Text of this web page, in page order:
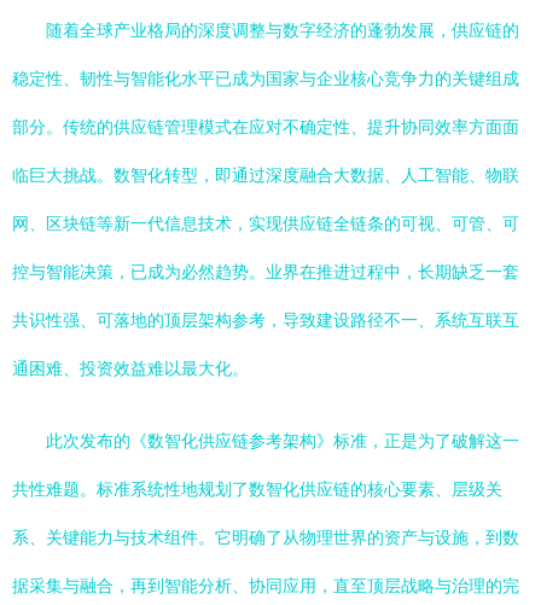
随着全球产业格局的深度调整与数字经济的蓬勃发展，供应链的
稳定性、韧性与智能化水平已成为国家与企业核心竞争力的关键组成
部分。传统的供应链管理模式在应对不确定性、提升协同效率方面面
临巨大挑战。数智化转型，即通过深度融合大数据、人工智能、物联
网、区块链等新一代信息技术，实现供应链全链条的可视、可管、可
控与智能决策，已成为必然趋势。业界在推进过程中，长期缺乏一套
共识性强、可落地的顶层架构参考，导致建设路径不一、系统互联互
通困难、投资效益难以最大化。
此次发布的《数智化供应链参考架构》标准，正是为了破解这一
共性难题。标准系统性地规划了数智化供应链的核心要素、层级关
系、关键能力与技术组件。它明确了从物理世界的资产与设施，到数
据采集与融合，再到智能分析、协同应用，直至顶层战略与治理的完